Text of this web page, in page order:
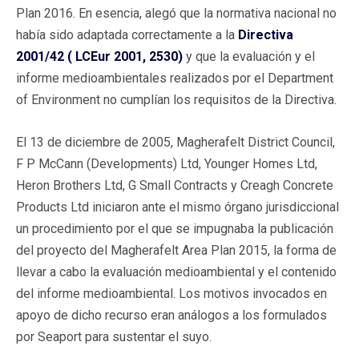
Plan 2016. En esencia, alegó que la normativa nacional no
había sido adaptada correctamente a la Directiva
2001/42 ( LCEur 2001, 2530) y que la evaluación y el
informe medioambientales realizados por el Department
of Environment no cumplían los requisitos de la Directiva.
El 13 de diciembre de 2005, Magherafelt District Council,
F P McCann (Developments) Ltd, Younger Homes Ltd,
Heron Brothers Ltd, G Small Contracts y Creagh Concrete
Products Ltd iniciaron ante el mismo órgano jurisdiccional
un procedimiento por el que se impugnaba la publicación
del proyecto del Magherafelt Area Plan 2015, la forma de
llevar a cabo la evaluación medioambiental y el contenido
del informe medioambiental. Los motivos invocados en
apoyo de dicho recurso eran análogos a los formulados
por Seaport para sustentar el suyo.